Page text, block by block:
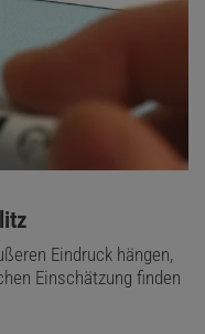
Eindruck hängen,
Einschätzung finden